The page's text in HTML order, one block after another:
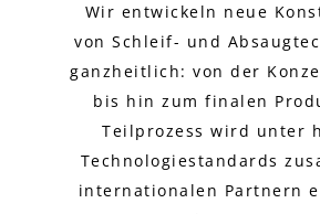
Wir entwickeln neue
von Schleif- und
ganzheitlich: von der
bis hin zum finalen
Teilprozess wird unter
Technologiestandards
internationalen Partnern